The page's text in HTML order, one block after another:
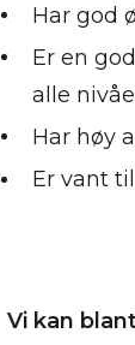
Har god
Er en
alle
Har høy
Er vant
Vi kan